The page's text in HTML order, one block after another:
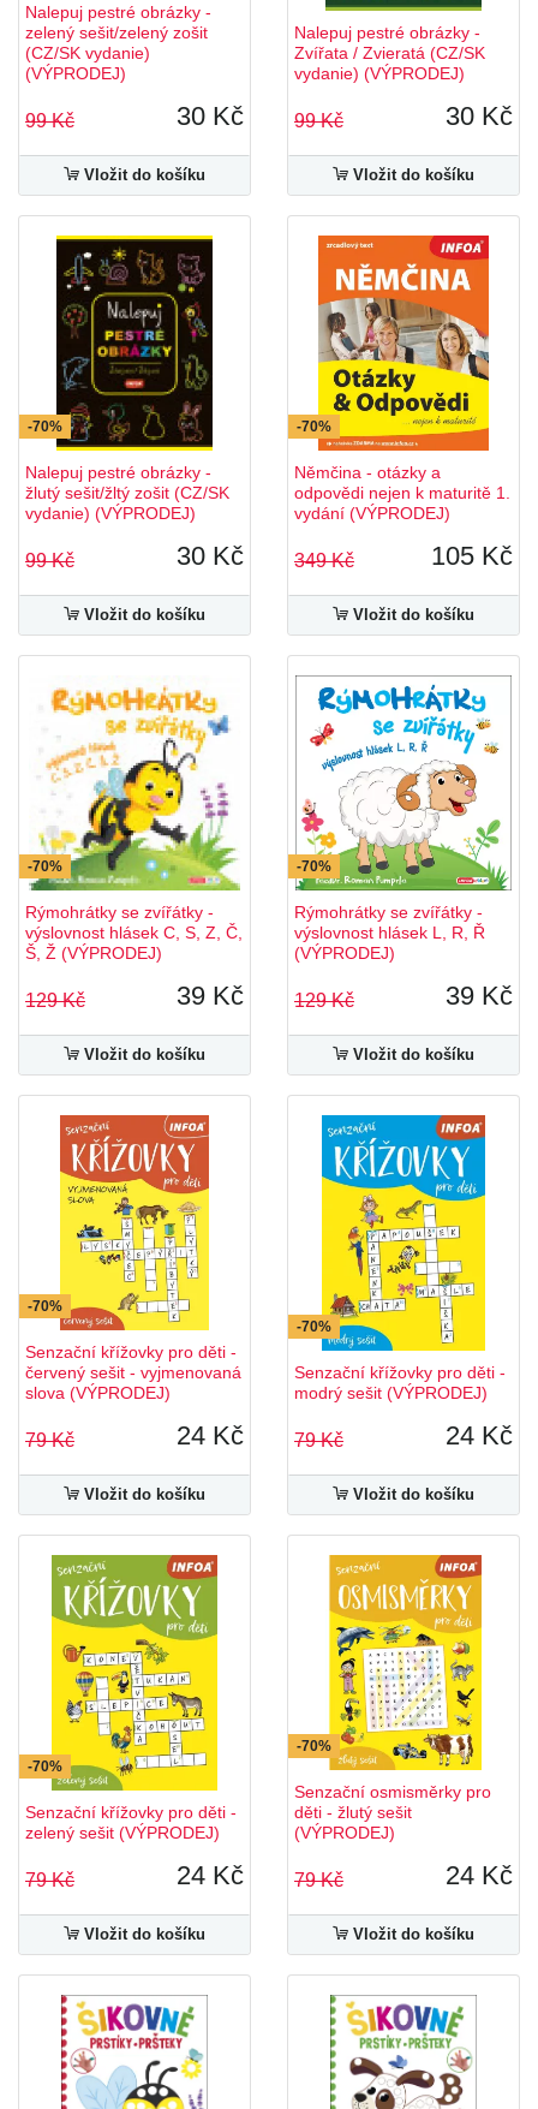
Nalepuj pestré obrázky -
zelený sešit/zelený zošit
(CZ/SK vydanie)
(VÝPRODEJ)
99 Kč 30 Kč
Vložit do košíku
Nalepuj pestré obrázky -
Zvířata / Zvieratá (CZ/SK
vydanie) (VÝPRODEJ)
99 Kč 30 Kč
Vložit do košíku
-70%
Nalepuj pestré obrázky -
žlutý sešit/žltý zošit (CZ/SK
vydanie) (VÝPRODEJ)
99 Kč 30 Kč
Vložit do košíku
-70%
Němčina - otázky a
odpovědi nejen k maturitě 1.
vydání (VÝPRODEJ)
349 Kč 105 Kč
Vložit do košíku
-70%
Rýmohrátky se zvířátky -
výslovnost hlásek C, S, Z, Č,
Š, Ž (VÝPRODEJ)
129 Kč 39 Kč
Vložit do košíku
-70%
Rýmohrátky se zvířátky -
výslovnost hlásek L, R, Ř
(VÝPRODEJ)
129 Kč 39 Kč
Vložit do košíku
-70%
Senzační křížovky pro děti -
červený sešit - vyjmenovaná
slova (VÝPRODEJ)
79 Kč 24 Kč
Vložit do košíku
-70%
Senzační křížovky pro děti -
modrý sešit (VÝPRODEJ)
79 Kč 24 Kč
Vložit do košíku
-70%
Senzační křížovky pro děti -
zelený sešit (VÝPRODEJ)
79 Kč 24 Kč
Vložit do košíku
-70%
Senzační osmisměrky pro
děti - žlutý sešit
(VÝPRODEJ)
79 Kč 24 Kč
Vložit do košíku